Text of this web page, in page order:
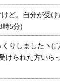
ど。自分が受
時5分)
りしましたヽ
けられた方いら